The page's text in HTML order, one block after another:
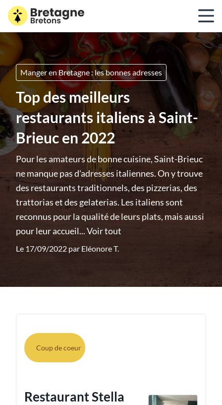
Manger en Bretagne : les bonnes adresses
Top des meilleurs
restaurants italiens à Saint-
Brieuc en 2022
Pour les amateurs de bonne cuisine, Saint-Brieuc
ne manque pas d'adresses italiennes. On y trouve
des restaurants traditionnels, des pizzerias, des
trattorias et des gelaterias. Les italiens sont
reconnus pour la qualité de leurs plats, mais aussi
pour leur accueil...Voir tout
Le 17/09/2022 par Eléonore T.
Coup de coeur
Restaurant Stella